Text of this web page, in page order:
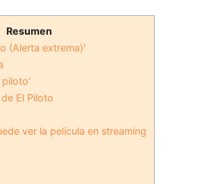
Resumen
(Alerta extrema)'
piloto'
El Piloto
ver la película en streaming